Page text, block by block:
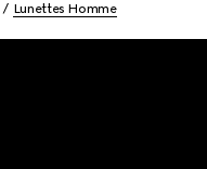
Lunettes Homme